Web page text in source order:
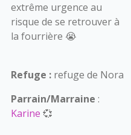
extrême urgence au
risque de se retrouver à
la fourrière 😭
Refuge : refuge de Nora
Parrain/Marraine :
Karine 💞